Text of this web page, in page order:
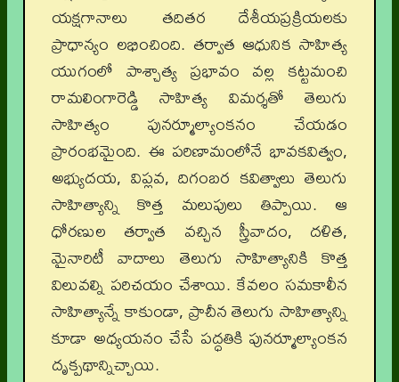
యక్షగానాలు తదితర దేశీయప్రక్రియలకు
ప్రాధాన్యం లభించింది. తర్వాత ఆధునిక సాహిత్య
యుగంలో పాశ్చాత్య ప్రభావం వల్ల కట్టమంచి
రామలింగారెడ్డి సాహిత్య విమర్శతో తెలుగు
సాహిత్యం పునర్మూల్యాంకనం చేయడం
ప్రారంభమైంది. ఈ పరిణామంలోనే భావకవిత్వం,
అభ్యుదయ, విప్లవ, దిగంబర కవిత్వాలు తెలుగు
సాహిత్యాన్ని కొత్త మలుపులు తిప్పాయి. ఆ
ధోరణుల తర్వాత వచ్చిన స్త్రీవాదం, దళిత,
మైనారిటీ వాదాలు తెలుగు సాహిత్యానికి కొత్త
విలువల్ని పరిచయం చేశాయి. కేవలం సమకాలీన
సాహిత్యాన్నే కాకుండా, ప్రాచీన తెలుగు సాహిత్యాన్ని
కూడా అధ్యయనం చేసే పద్ధతికి పునర్మూల్యాంకన
దృక్పథాన్నిచ్చాయి.